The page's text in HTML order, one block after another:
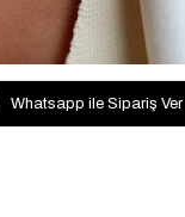
Whatsapp ile Sipariş Ver